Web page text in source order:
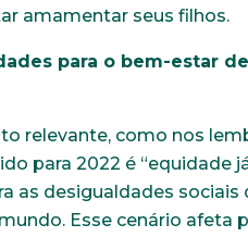
amamentar seus filhos.
para o bem-estar
relevante, como nos
para 2022 é “equidade
as desigualdades sociais
Esse cenário afeta